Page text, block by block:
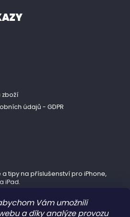
Vám umožnili
a díky analýze provozu
zboží
údajů - GDPR
a tipy na příslušenství pro iPhone,
iPad.